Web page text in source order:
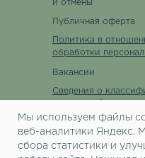
Публичная оферта
и отмены
Политика в
обработки
Сведения о
записи
Ссылка на запись в
Вакансии
Мы используем файлы
веб-аналитики Яндекс.
сбора статистики и